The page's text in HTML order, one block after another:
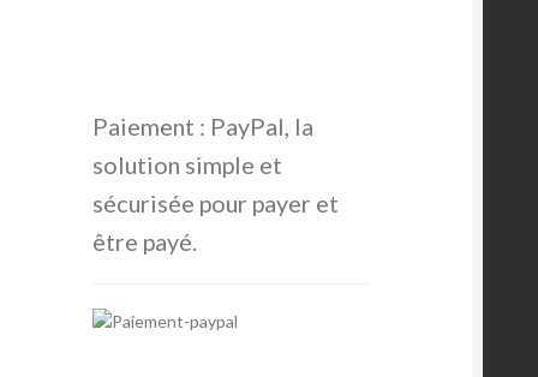
Paiement : PayPal, la
solution simple et
sécurisée pour payer et
être payé.